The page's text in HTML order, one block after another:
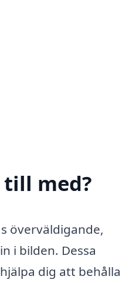
med?
överväldigande,
in i bilden. Dessa
dig att behålla